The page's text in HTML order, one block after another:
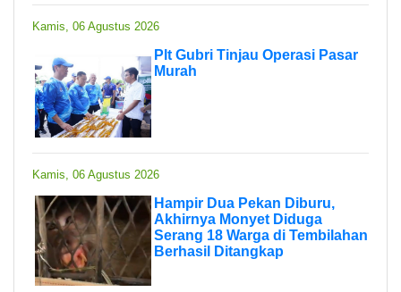
Kamis, 06 Agustus 2026
Plt Gubri Tinjau Operasi Pasar
Murah
Kamis, 06 Agustus 2026
Hampir Dua Pekan Diburu,
Akhirnya Monyet Diduga
Serang 18 Warga di Tembilahan
Berhasil Ditangkap